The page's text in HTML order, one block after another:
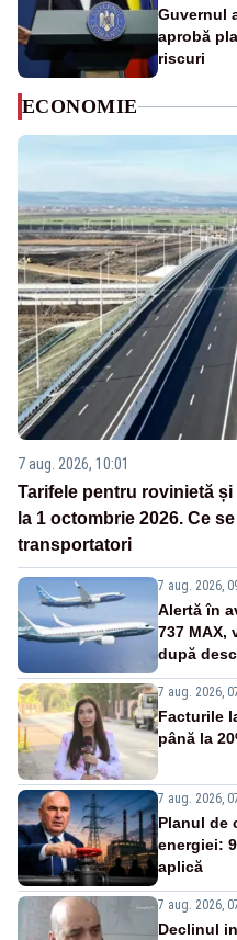
Guvernul
aprobă
riscuri
ECONOMIE
7 aug. 2026, 10:01
Tarifele pentru rovinietă
la 1 octombrie 2026. Ce
transportatori
7 aug. 2026,
Alertă în
737 MAX,
după
7 aug. 2026,
Facturile
până la
7 aug. 2026,
Planul de
energiei:
aplică
7 aug. 2026,
Declinul